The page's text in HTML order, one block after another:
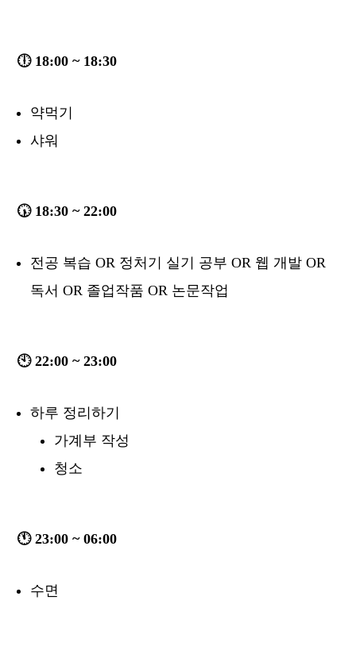
🕕 18:00 ~ 18:30
약먹기
샤워
🕠 18:30 ~ 22:00
전공 복습 OR 정처기 실기 공부 OR 웹 개발 OR
독서 OR 졸업작품 OR 논문작업
🕙 22:00 ~ 23:00
하루 정리하기
가계부 작성
청소
🕚 23:00 ~ 06:00
수면